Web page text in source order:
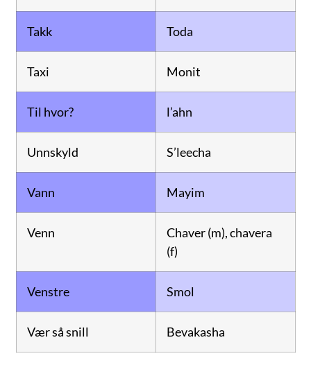
Takk Toda
Taxi Monit
Til hvor? l’ahn
Unnskyld S’leecha
Vann Mayim
Venn
Chaver (m), chavera
(f)
Venstre Smol
Vær så snill Bevakasha